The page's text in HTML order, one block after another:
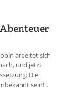
arbeitet sich
und jetzt
Die
sein!...